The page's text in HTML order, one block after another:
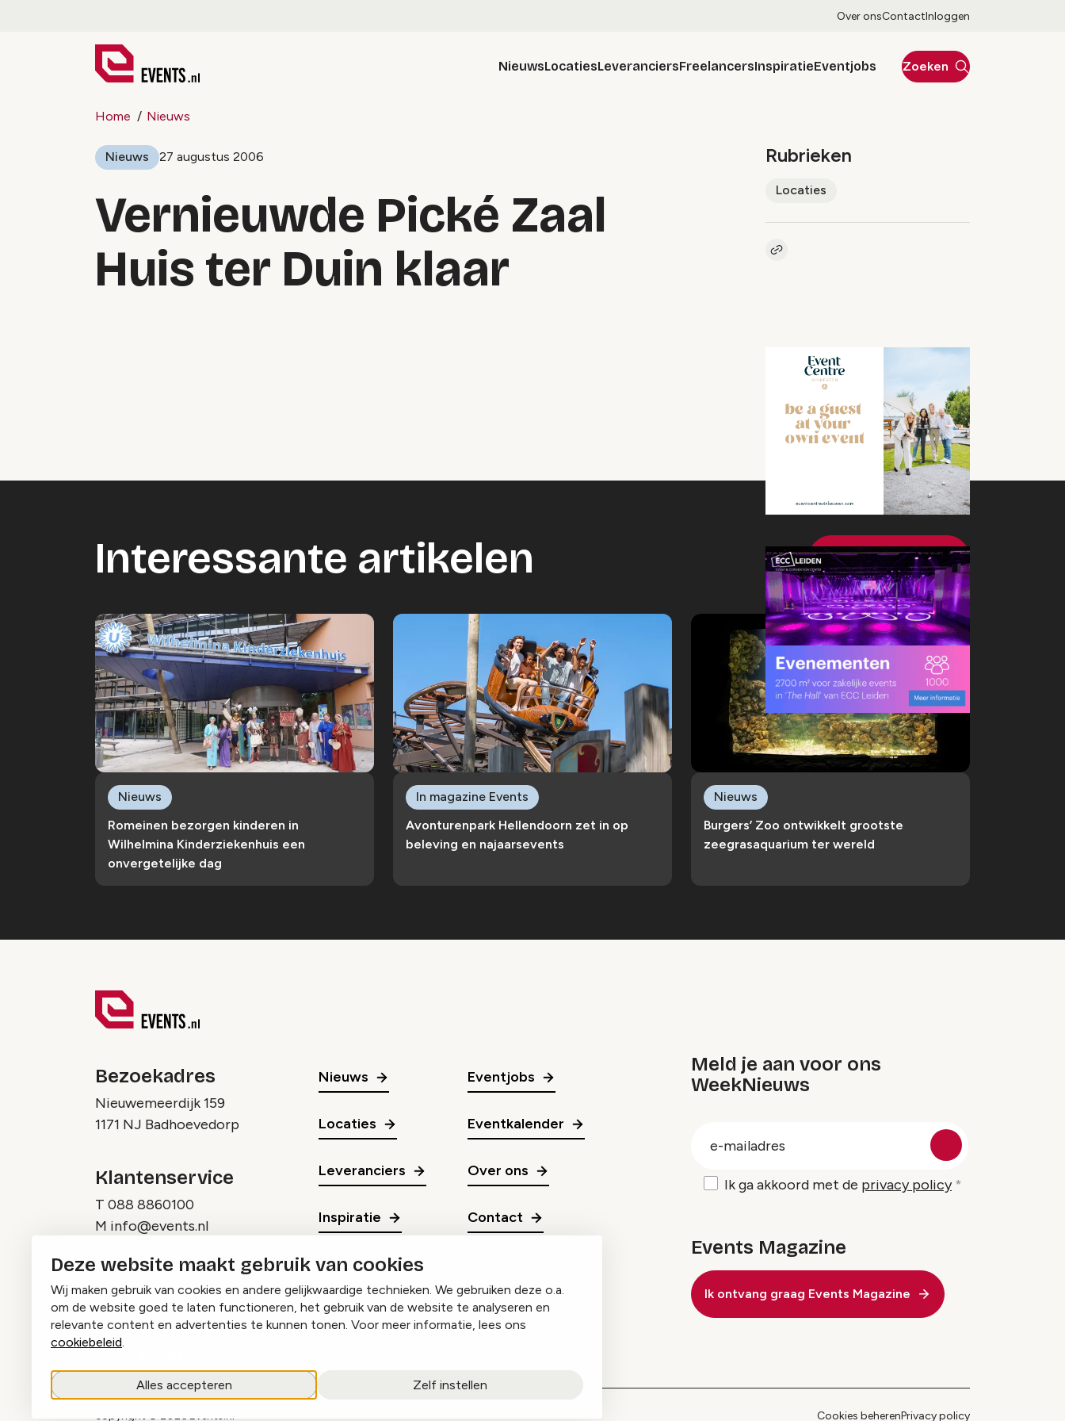
Deze website maakt gebruik van cookies
Wij maken gebruik van cookies en andere gelijkwaardige technieken. We gebruiken deze o.a.
om de website goed te laten functioneren, het gebruik van de website te analyseren en
relevante content en advertenties te kunnen tonen. Voor meer informatie, lees ons
cookiebeleid.
Alles accepteren Zelf instellen
Over onsContactInloggen
NieuwsLocatiesLeveranciersFreelancersInspiratieEventjobs Zoeken
Home Nieuws
Nieuws 27 augustus 2006
Vernieuwde Pické Zaal
Huis ter Duin klaar
Rubrieken
Locaties
Kopieer link naar artikel
Interessante artikelen Bekijk meer nieuws
Romeinen bezorgen kinderen in
Wilhelmina Kinderziekenhuis een
onvergetelijke dag
Nieuws
Avonturenpark Hellendoorn zet in op
beleving en najaarsevents
In magazine Events
Burgers’ Zoo ontwikkelt grootste
zeegrasaquarium ter wereld
Nieuws
Bezoekadres
Nieuwemeerdijk 159
1171 NJ Badhoevedorp
Klantenservice
T 088 8860100
M info@events.nl
Nieuws
Locaties
Leveranciers
Inspiratie
Eventjobs
Eventkalender
Over ons
Contact
Meld je aan voor ons
WeekNieuws
Ik ga akkoord met de privacy policy
Events Magazine
Ik ontvang graag Events Magazine
Cookies beherenPrivacy policy
copyright © 2026 Events.nl